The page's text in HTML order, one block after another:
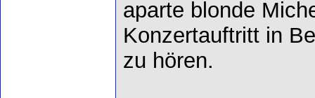
aparte blonde
Konzertauftritt in
zu hören.